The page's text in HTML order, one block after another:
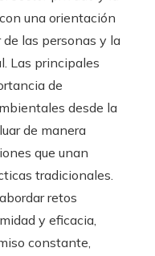
una orientación
las personas y la
Las principales
de
desde la
de manera
que unan
tradicionales.
retos
y eficacia,
constante,